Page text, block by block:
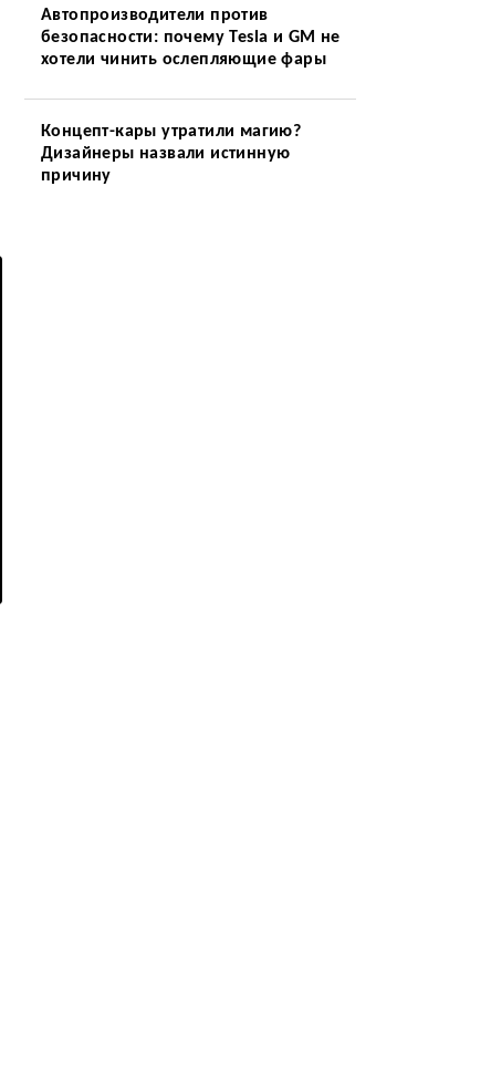
Автопроизводители против
безопасности: почему Tesla и GM не
хотели чинить ослепляющие фары
Концепт-кары утратили магию?
Дизайнеры назвали истинную
причину